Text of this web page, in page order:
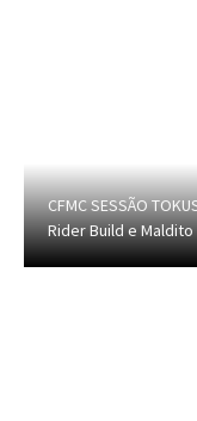
CFMC SESSÃO
Rider Build e